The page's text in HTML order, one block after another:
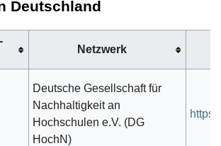
Deutschland
Netzwerk
Deutsche Gesellschaft für
Nachhaltigkeit an
Hochschulen e.V. (DG
HochN)